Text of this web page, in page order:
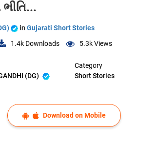
in Gujarati Short Stories
1.4k Downloads 5.3kViews
(DG)
Category
Short Stories
Download on Mobile